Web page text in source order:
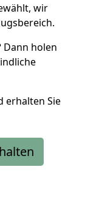
wir
Dann holen
erhalten Sie